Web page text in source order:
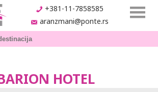
+381-11-7858585
aranzmani@ponte.rs
HOTEL